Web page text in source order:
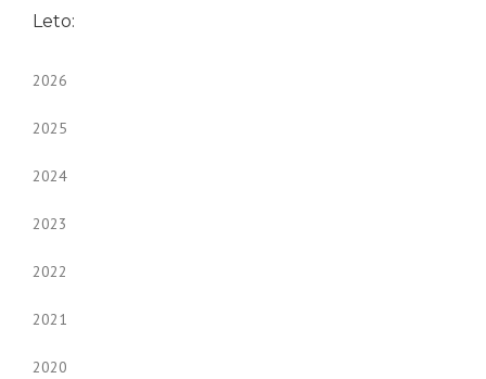
Leto:
2026
2025
2024
2023
2022
2021
2020